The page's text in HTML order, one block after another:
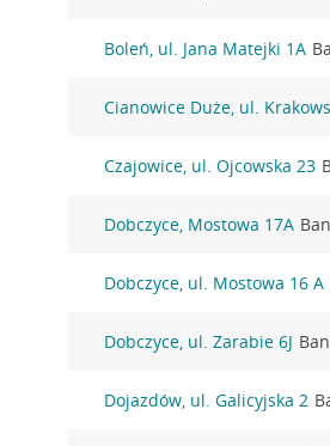
Boleń, ul. Jana Matejki 1A
Cianowice Duże, ul.
Czajowice, ul. Ojcowska 23
Dobczyce, Mostowa 17A
Dobczyce, ul. Mostowa 16 A
Dobczyce, ul. Zarabie 6J
Dojazdów, ul. Galicyjska 2